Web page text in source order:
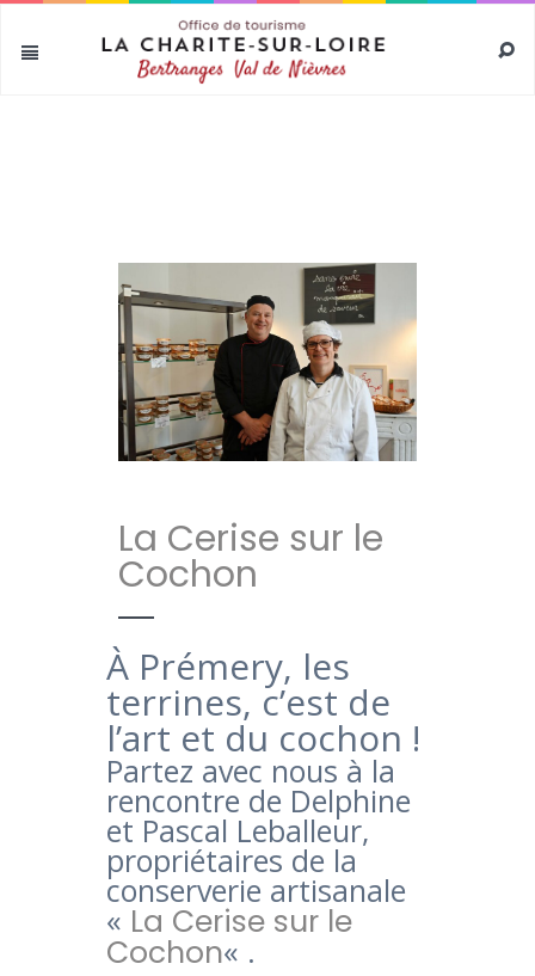
La Cerise sur le
Cochon
À Prémery, les
terrines, c’est de
l’art et du cochon !
Partez avec nous à la
rencontre de Delphine
et Pascal Leballeur,
propriétaires de la
conserverie artisanale
« La Cerise sur le
Cochon« .